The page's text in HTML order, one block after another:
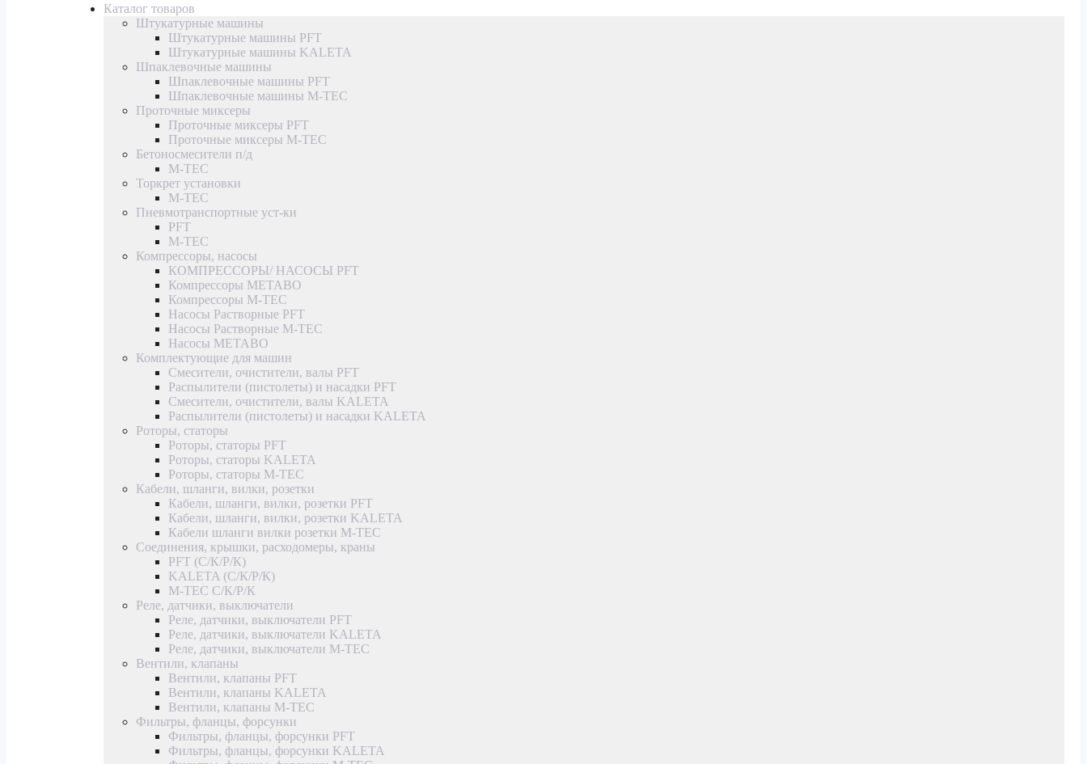
Каталог товаров
Штукатурные машины
Штукатурные машины PFT
Штукатурные машины KALETA
Шпаклевочные машины
Шпаклевочные машины PFT
Шпаклевочные машины M-TEC
Проточные миксеры
Проточные миксеры PFT
Проточные миксеры M-TEC
Бетоносмесители п/д
M-TEC
Торкрет установки
M-TEC
Пневмотранспортные уст-ки
PFT
M-TEC
Компрессоры, насосы
КОМПРЕССОРЫ/ НАСОСЫ PFT
Компрессоры METABO
Компрессоры M-TEC
Насосы Растворные PFT
Насосы Растворные M-TEC
Насосы METABO
Комплектующие для машин
Смесители, очистители, валы PFT
Распылители (пистолеты) и насадки PFT
Смесители, очистители, валы KALETA
Распылители (пистолеты) и насадки KALETA
Роторы, статоры
Роторы, статоры PFT
Роторы, статоры KALETA
Роторы, статоры M-TEC
Кабели, шланги, вилки, розетки
Кабели, шланги, вилки, розетки PFT
Кабели, шланги, вилки, розетки KALETA
Кабели шланги вилки розетки M-TEC
Соединения, крышки, расходомеры, краны
PFT (С/К/Р/К)
KALETA (С/К/Р/К)
M-TEC С/К/Р/К
Реле, датчики, выключатели
Реле, датчики, выключатели PFT
Реле, датчики, выключатели KALETA
Реле, датчики, выключатели M-TEC
Вентили, клапаны
Вентили, клапаны PFT
Вентили, клапаны KALETA
Вентили, клапаны M-TEC
Фильтры, фланцы, форсунки
Фильтры, фланцы, форсунки PFT
Фильтры, фланцы, форсунки KALETA